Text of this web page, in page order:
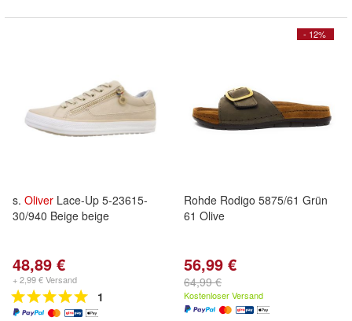
s. Oliver Lace-Up 5-23615-
30/940 Beige beige
48,89 €
+ 2,99 € Versand
1
- 12%
Rohde Rodigo 5875/61 Grün
61 Olive
56,99 €
64,99 €
Kostenloser Versand